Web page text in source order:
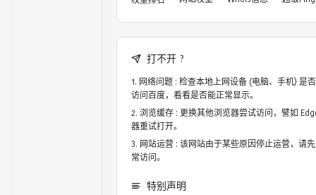
打不开 ?
网络问题 : 检查本地上网设备 (电脑、手机) 是
访问百度，看看是否能正常显示。
浏览缓存 : 更换其他浏览器尝试访问，譬如
器重试打开。
网站运营 : 该网站由于某些原因停止运营，请
常访问。
特别声明